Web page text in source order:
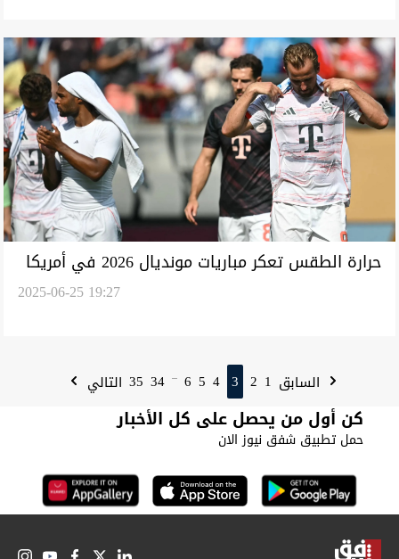
حرارة الطقس تعكر مباريات مونديال 2026 في أمريكا
2025-06-25 19:27
السابق 1
2
3
4
5
6
...
34
35 التالي
كن أول من يحصل على كل الأخبار
حمل تطبيق شفق نيوز الان